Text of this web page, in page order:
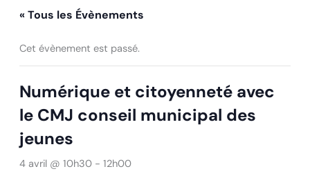
« Tous les Évènements
Cet évènement est passé.
Numérique et citoyenneté avec
le CMJ conseil municipal des
jeunes
4 avril @ 10h30- 12h00